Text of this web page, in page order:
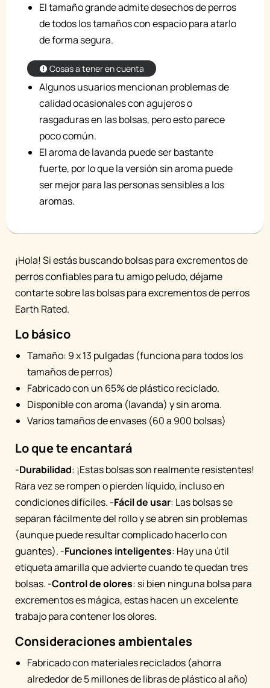
El tamaño grande admite desechos de perros
de todos los tamaños con espacio para atarlo
de forma segura.
Cosas a tener en cuenta
Algunos usuarios mencionan problemas de
calidad ocasionales con agujeros o
rasgaduras en las bolsas, pero esto parece
poco común.
El aroma de lavanda puede ser bastante
fuerte, por lo que la versión sin aroma puede
ser mejor para las personas sensibles a los
aromas.
¡Hola! Si estás buscando bolsas para excrementos de
perros confiables para tu amigo peludo, déjame
contarte sobre las bolsas para excrementos de perros
Earth Rated.
Lo básico
Tamaño: 9 x 13 pulgadas (funciona para todos los
tamaños de perros)
Fabricado con un 65% de plástico reciclado.
Disponible con aroma (lavanda) y sin aroma.
Varios tamaños de envases (60 a 900 bolsas)
Lo que te encantará
-Durabilidad: ¡Estas bolsas son realmente resistentes!
Rara vez se rompen o pierden líquido, incluso en
condiciones difíciles. -Fácil de usar: Las bolsas se
separan fácilmente del rollo y se abren sin problemas
(aunque puede resultar complicado hacerlo con
guantes). -Funciones inteligentes: Hay una útil
etiqueta amarilla que advierte cuando te quedan tres
bolsas. -Control de olores: si bien ninguna bolsa para
excrementos es mágica, estas hacen un excelente
trabajo para contener los olores.
Consideraciones ambientales
Fabricado con materiales reciclados (ahorra
alrededor de 5 millones de libras de plástico al año)